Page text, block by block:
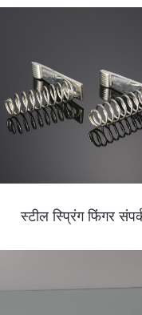
स्टील स्प्रिंग फिंगर